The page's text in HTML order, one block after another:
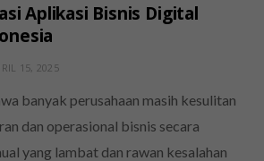
Aplikasi Bisnis Digital
15, 2025
banyak perusahaan masih kesulitan
dan operasional bisnis secara
yang lambat dan rawan kesalahan